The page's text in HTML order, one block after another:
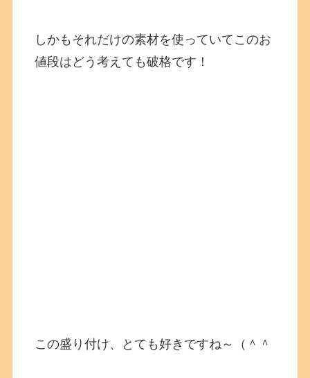
しかもそれだけの素材を使っていてこのお
値段はどう考えても破格です！
この盛り付け、とても好きですね～（＾＾